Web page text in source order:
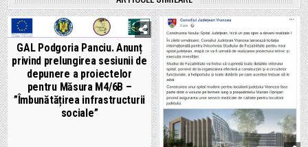
GAL Podgoria Panciu. Anunț
privind prelungirea sesiunii de
depunere a proiectelor
pentru Măsura M4/6B –
”Îmbunătățirea infrastructurii
sociale”